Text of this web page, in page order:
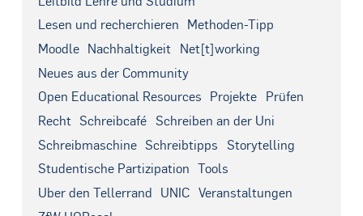
Lesen und recherchieren Methoden-Tipp
Moodle Nachhaltigkeit Net[t]working
Neues aus der Community
Open Educational Resources Projekte Prüfen
Recht Schreibcafé Schreiben an der Uni
Schreibmaschine Schreibtipps Storytelling
Studentische Partizipation Tools
Über den Tellerrand UNIC Veranstaltungen